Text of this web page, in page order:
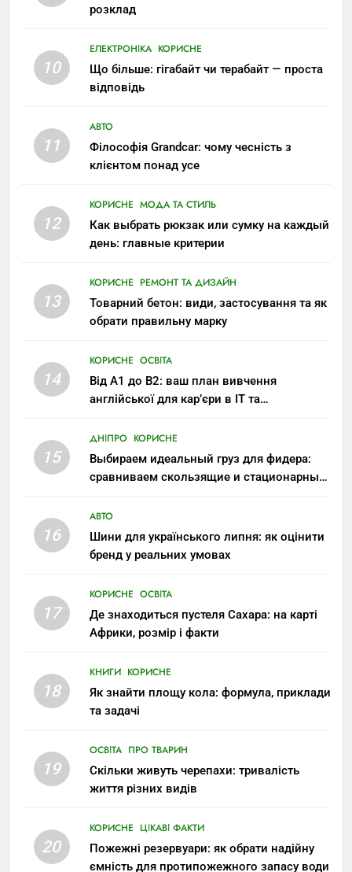
розклад
10
ЕЛЕКТРОНІКА КОРИСНЕ
Що більше: гігабайт чи терабайт — проста
відповідь
11
АВТО
Філософія Grandcar: чому чесність з
клієнтом понад усе
12
КОРИСНЕ МОДА ТА СТИЛЬ
Как выбрать рюкзак или сумку на каждый
день: главные критерии
13
КОРИСНЕ РЕМОНТ ТА ДИЗАЙН
Товарний бетон: види, застосування та як
обрати правильну марку
14
КОРИСНЕ ОСВІТА
Від A1 до B2: ваш план вивчення
англійської для кар’єри в IT та
15
ДНІПРО КОРИСНЕ
Выбираем идеальный груз для фидера:
сравниваем скользящие и стационарные
16
АВТО
Шини для українського липня: як оцінити
бренд у реальних умовах
17
КОРИСНЕ ОСВІТА
Де знаходиться пустеля Сахара: на карті
Африки, розмір і факти
18
КНИГИ КОРИСНЕ
Як знайти площу кола: формула, приклади
та задачі
19
ОСВІТА ПРО ТВАРИН
Скільки живуть черепахи: тривалість
життя різних видів
20
КОРИСНЕ ЦІКАВІ ФАКТИ
Пожежні резервуари: як обрати надійну
ємність для протипожежного запасу води